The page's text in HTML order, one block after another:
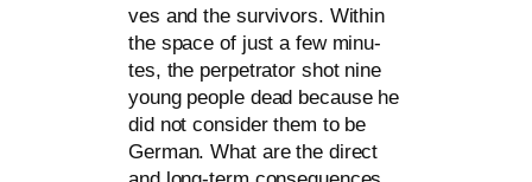
ves and the sur­vi­vors. Within
the space of just a few minu­
tes, the per­pe­tra­tor shot nine
young peo­p­le dead becau­se he
did not con­sider them to be
German. What are the direct